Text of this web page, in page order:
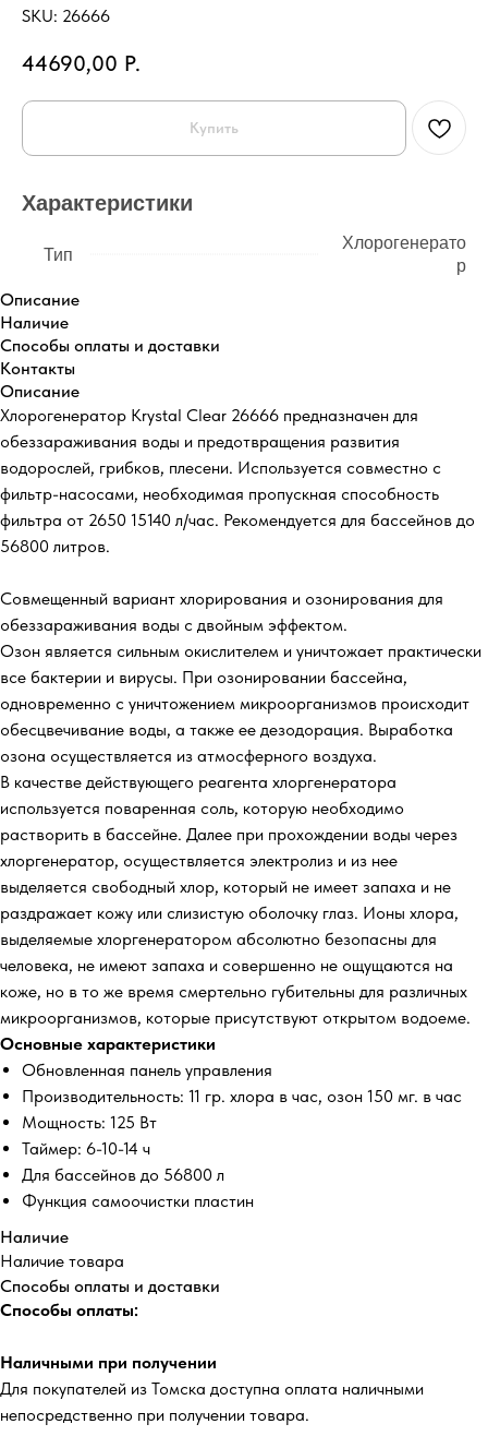
SKU: 26666
44690,00 Р.
Купить
Характеристики
Тип
Хлорогенерато
р
Описание
Наличие
Способы оплаты и доставки
Контакты
Описание
Хлорогенератор Krystal Clear 26666 предназначен для
обеззараживания воды и предотвращения развития
водорослей, грибков, плесени. Используется совместно с
фильтр-насосами, необходимая пропускная способность
фильтра от 2650 15140 л/час. Рекомендуется для бассейнов до
56800 литров.
Совмещенный вариант хлорирования и озонирования для
обеззараживания воды с двойным эффектом.
Озон является сильным окислителем и уничтожает практически
все бактерии и вирусы. При озонировании бассейна,
одновременно с уничтожением микроорганизмов происходит
обесцвечивание воды, а также ее дезодорация. Выработка
озона осуществляется из атмосферного воздуха.
В качестве действующего реагента хлоргенератора
используется поваренная соль, которую необходимо
растворить в бассейне. Далее при прохождении воды через
хлоргенератор, осуществляется электролиз и из нее
выделяется свободный хлор, который не имеет запаха и не
раздражает кожу или слизистую оболочку глаз. Ионы хлора,
выделяемые хлоргенератором абсолютно безопасны для
человека, не имеют запаха и совершенно не ощущаются на
коже, но в то же время смертельно губительны для различных
микроорганизмов, которые присутствуют открытом водоеме.
Основные характеристики
Обновленная панель управления
Производительность: 11 гр. хлора в час, озон 150 мг. в час
Мощность: 125 Вт
Таймер: 6-10-14 ч
Для бассейнов до 56800 л
Функция самоочистки пластин
Наличие
Наличие товара
Способы оплаты и доставки
Способы оплаты:
Наличными при получении
Для покупателей из Томска доступна оплата наличными
непосредственно при получении товара.